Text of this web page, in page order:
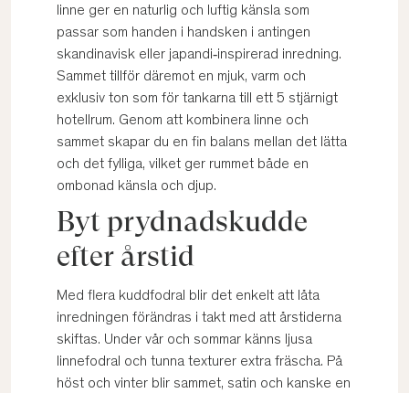
linne ger en naturlig och luftig känsla som
passar som handen i handsken i antingen
skandinavisk eller japandi‑inspirerad inredning.
Sammet tillför däremot en mjuk, varm och
exklusiv ton som för tankarna till ett 5 stjärnigt
hotellrum. Genom att kombinera linne och
sammet skapar du en fin balans mellan det lätta
och det fylliga, vilket ger rummet både en
ombonad känsla och djup.
Byt prydnadskudde
efter årstid
Med flera kuddfodral blir det enkelt att låta
inredningen förändras i takt med att årstiderna
skiftas. Under vår och sommar känns ljusa
linnefodral och tunna texturer extra fräscha. På
höst och vinter blir sammet, satin och kanske en